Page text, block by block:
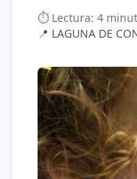
⏱️ Lectura: 4
📍 LAGUNA DE